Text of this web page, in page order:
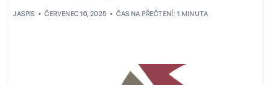
JASPIS ČERVENEC 16, 2025 ČAS NA PŘEČTENÍ: 1 MINUTA